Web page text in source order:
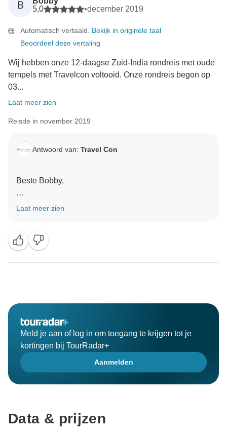
B
5,0
•december 2019
Automatisch vertaald. Bekijk in originele taal
Beoordeel deze vertaling
Wij hebben onze 12-daagse Zuid-India rondreis met oude
tempels met Travelcon voltooid. Onze rondreis begon op
03...
Laat meer zien
Reisde in november 2019
Antwoord van: Travel Con
Beste Bobby,
Gegroet !
tijd die u genomen hebt om ons aan te moedigen. Wij
hebben echt onze plicht gedaan en wij zijn blij dat u
onze diensten op prijs hebt gesteld. Wij hopen u weer
Laat meer zien
Meld je aan of log in om toegang te krijgen tot je
kortingen bij TourRadar+
Aanmelden
Data & prijzen